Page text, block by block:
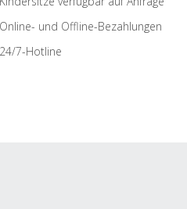
Online- und Offline-Bezahlungen
24/7-Hotline